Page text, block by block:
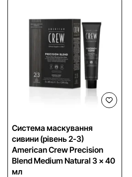
Система маскування
сивини (рівень 2-3)
American Crew Precision
Blend Medium Natural 3 x 40
мл